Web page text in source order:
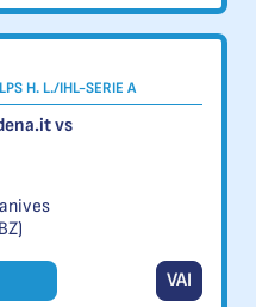
H. L./IHL-SERIE A
vs
VAI